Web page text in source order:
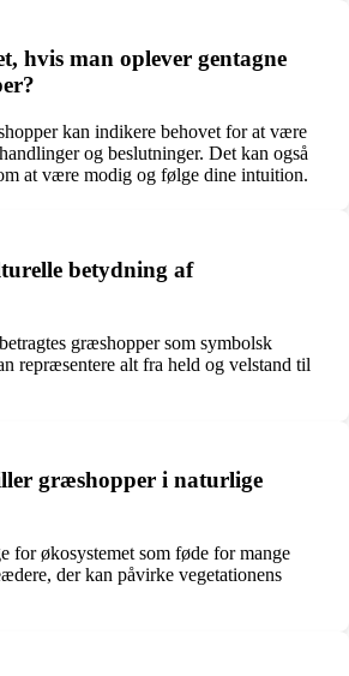
hvis man oplever gentagne
kan indikere behovet for at være
og beslutninger. Det kan også
at være modig og følge dine intuition.
betydning af
græshopper som symbolsk
repræsentere alt fra held og velstand til
græshopper i naturlige
for økosystemet som føde for mange
der kan påvirke vegetationens